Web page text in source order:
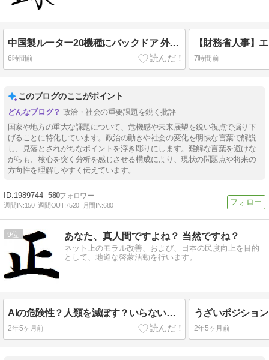
中国製ルーター20機種にバックドア 外部から完全制御できる機能が仕込まれていた
6時間前 7時間前
このブログのここがポイント
政治・社会の重要課題を鋭く批評
国家や地方の重大な課題について、危機感や未来展望を鋭い視点で掘り下
げることに特化しています。政治の動きや社会の変化を明快な言葉で解説
し、見落とされがちなポイントを浮き彫りにします。難解な言葉を避けな
がらも、核心を突く分析を感じさせる構成により、現状の問題点や将来の
方向性を理解しやすく伝えています。
1989744 580
週間IN:150 週間OUT:7520 月間IN:680
9 あなた、真人間ですよね？ 当然ですね？
ネット上のモラル改善、および、日本の民度向上を目的
として、地道な啓蒙活動を行います。
AIの危険性？人類を滅ぼす？いらないのは人間の方だ！人工知能ロボットが人を殺すことの何が悪い？
2年5ヶ月前 2年5ヶ月前